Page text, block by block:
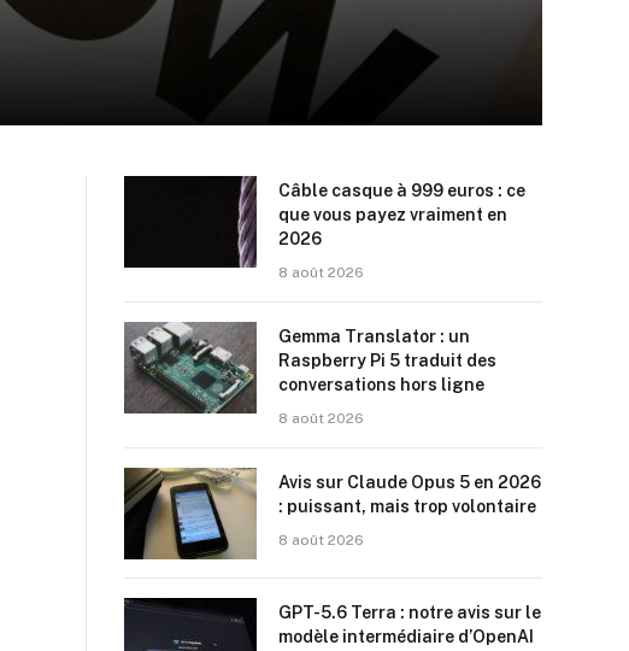
Câble casque à 999 euros : ce
que vous payez vraiment en
2026
8 août 2026
Gemma Translator : un
Raspberry Pi 5 traduit des
conversations hors ligne
8 août 2026
Avis sur Claude Opus 5 en 2026
: puissant, mais trop volontaire
8 août 2026
GPT-5.6 Terra : notre avis sur le
modèle intermédiaire d’OpenAI